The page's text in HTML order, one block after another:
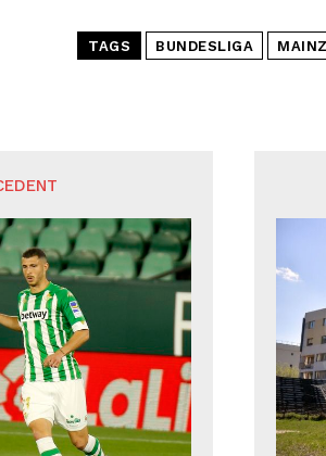
TAGS BUNDESLIGA MAINZ